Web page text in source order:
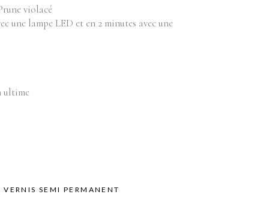
vente
Appareils
violacé
une lampe LED et en 2 minutes avec une
ultime
VERNIS SEMI PERMANENT